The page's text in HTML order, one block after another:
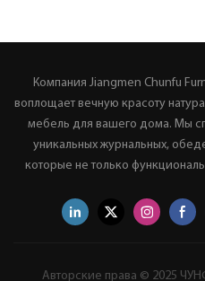
Компания Jiangmen Chunfu
воплощает вечную красоту
мебель для вашего дома. Мы
уникальных журнальных,
которые не только
Авторские права © 2025